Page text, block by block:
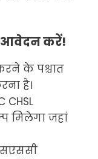
आवेदन करें!
के पश्चात
है।
CHSL
मिलेगा जहां